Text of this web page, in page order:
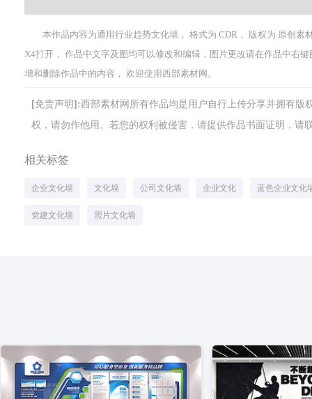
本作品内容为通用行业趋势文化墙， 格式为 CDR， 版权为 原创素
X4打开， 作品中文字及图均可以修改和编辑，图片更改请在作品中右
增和删除作品中的内容， 欢迎使用西部素材网。
[免责声明]:西部素材网所有作品均是用户自行上传分享并拥有
权，请勿作他用。若您的权利被侵害，请提供作品书面证明，请
相关标签
企业文化墙 文化墙 公司文化墙 企业文化 蓝色企业文化
党建文化墙 照片文化墙